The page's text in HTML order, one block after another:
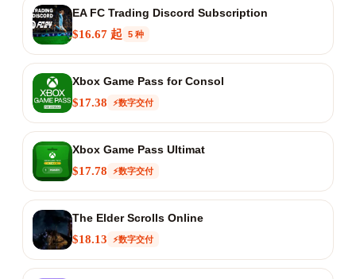
EA FC Trading Discord Subscription
$16.67 起
5 种
Xbox Game Pass for Consol
$17.38
⚡数字交付
Xbox Game Pass Ultimat
$17.78
⚡数字交付
The Elder Scrolls Online
$18.13
⚡数字交付